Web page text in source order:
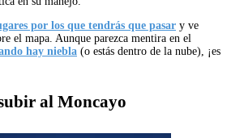
por los que tendrás que pasar y ve
el mapa. Aunque parezca mentira en el
hay niebla (o estás dentro de la nube), ¡es
al Moncayo